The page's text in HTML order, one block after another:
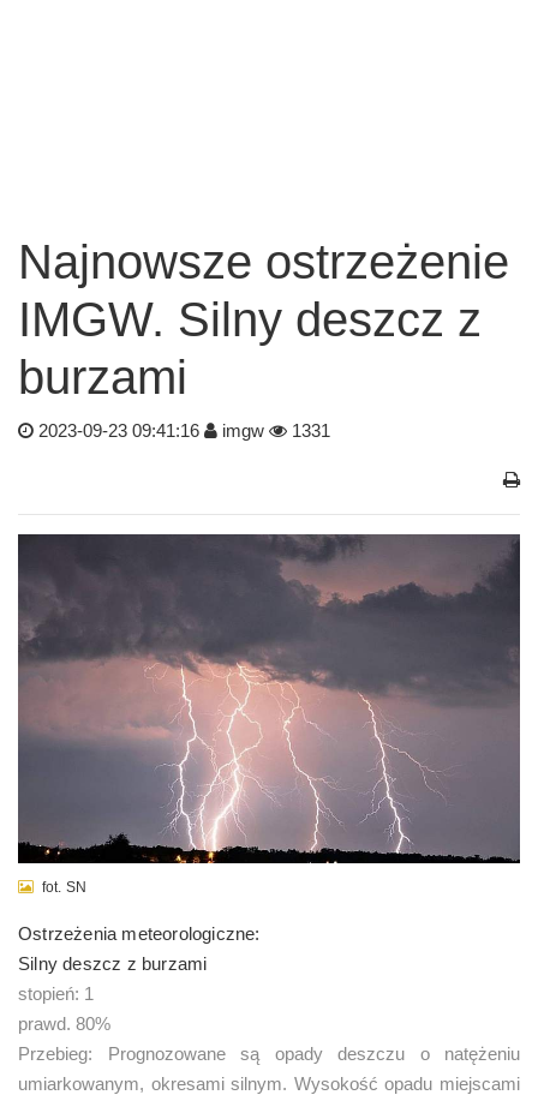
Najnowsze ostrzeżenie
IMGW. Silny deszcz z
burzami
2023-09-23 09:41:16 imgw 1331
fot. SN
Ostrzeżenia meteorologiczne:
Silny deszcz z burzami
stopień: 1
prawd. 80%
Przebieg: Prognozowane są opady deszczu o natężeniu
umiarkowanym, okresami silnym. Wysokość opadu miejscami